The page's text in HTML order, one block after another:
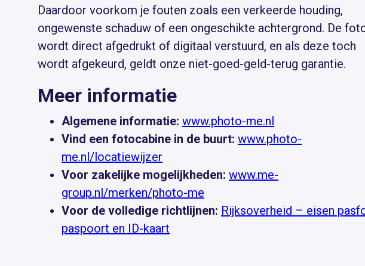
Daardoor voorkom je fouten zoals een verkeerde houding,
ongewenste schaduw of een ongeschikte achtergrond. De
wordt direct afgedrukt of digitaal verstuurd, en als deze toch
wordt afgekeurd, geldt onze niet-goed-geld-terug garantie.
Meer informatie
Algemene informatie: www.photo-me.nl
Vind een fotocabine in de buurt: www.photo-
me.nl/locatiewijzer
Voor zakelijke mogelijkheden: www.me-
group.nl/merken/photo-me
Voor de volledige richtlijnen: Rijksoverheid – eisen
paspoort en ID-kaart